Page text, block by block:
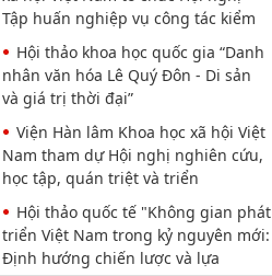
Tập huấn nghiệp vụ công tác kiểm
Hội thảo khoa học quốc gia “Danh
nhân văn hóa Lê Quý Đôn - Di sản
và giá trị thời đại”
Viện Hàn lâm Khoa học xã hội Việt
Nam tham dự Hội nghị nghiên cứu,
học tập, quán triệt và triển
Hội thảo quốc tế "Không gian phát
triển Việt Nam trong kỷ nguyên mới:
Định hướng chiến lược và lựa